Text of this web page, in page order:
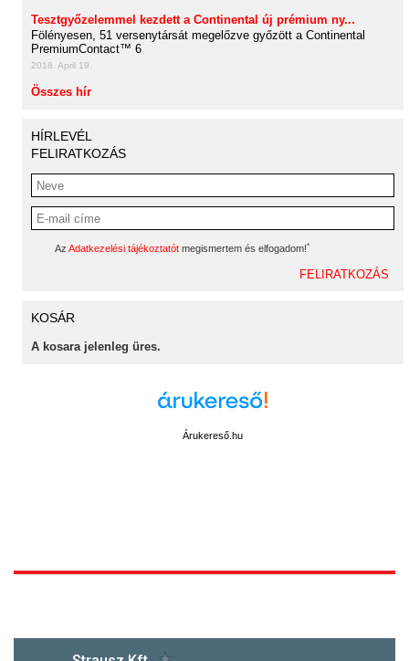
Tesztgyőzelemmel kezdett a Continental új prémium ny...
Fölényesen, 51 versenytársát megelőzve győzött a Continental
PremiumContact™ 6
2018. April 19.
Összes hír
HÍRLEVÉL
FELIRATKOZÁS
Az Adatkezelési tájékoztatót megismertem és elfogadom!*
KOSÁR
A kosara jelenleg üres.
Árukereső.hu